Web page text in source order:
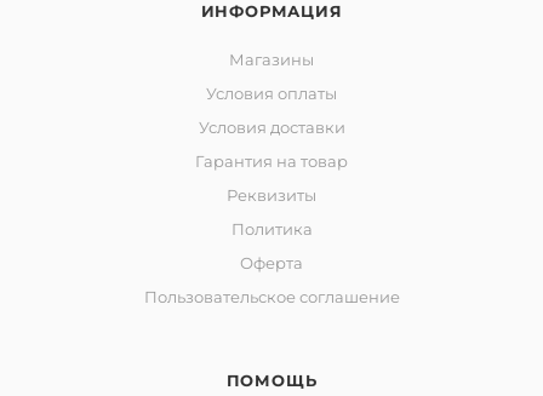
ИНФОРМАЦИЯ
Магазины
Условия оплаты
Условия доставки
Гарантия на товар
Реквизиты
Политика
Оферта
Пользовательское соглашение
ПОМОЩЬ